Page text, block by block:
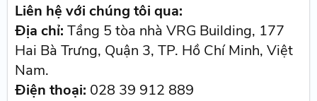
Liên hệ với chúng tôi qua:
Địa chỉ: Tầng 5 tòa nhà VRG Building, 177
Hai Bà Trưng, Quận 3, TP. Hồ Chí Minh, Việt
Nam.
Điện thoại: 028 39 912 889